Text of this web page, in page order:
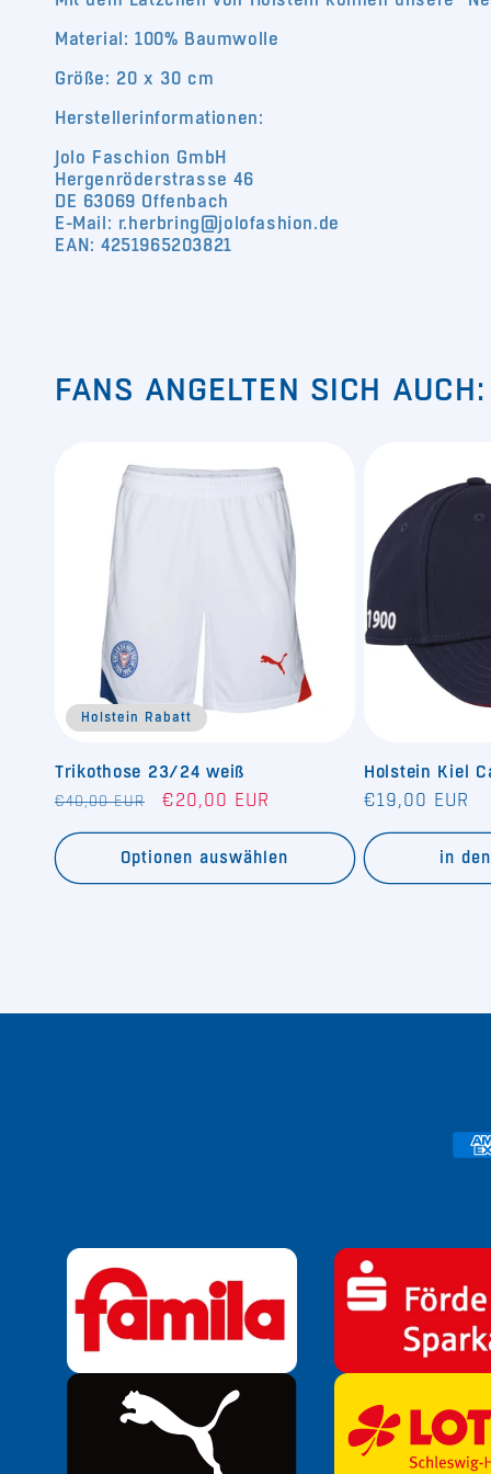
Material: 100% Baumwolle
Größe: 20 x 30 cm
Herstellerinformationen:
Jolo Faschion GmbH
Hergenröderstrasse 46
DE 63069 Offenbach
E-Mail: r.herbring@jolofashion.de
EAN: 4251965203821
FANS ANGELTEN SICH AUCH:
Holstein Rabatt
Trikothose 23/24 weiß
Normaler
€40,00 EUR Verkaufspreis
€20,00 EUR
Optionen auswählen
Holstein Kiel
Normaler
€19,00 EUR
in